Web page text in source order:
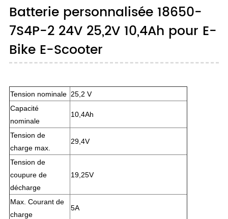
Batterie personnalisée 18650-
7S4P-2 24V 25,2V 10,4Ah pour E-
Bike E-Scooter
Tension nominale 25,2 V
Capacité
nominale
10,4Ah
Tension de
charge max.
29,4V
Tension de
coupure de
décharge
19,25V
Max. Courant de
charge
5A